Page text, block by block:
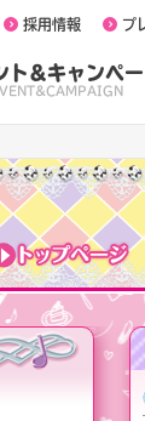
ト&キャンペ
採用情報 プ